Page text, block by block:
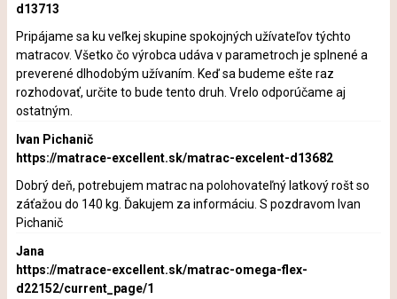
d13713
Pripájame sa ku veľkej skupine spokojných užívateľov týchto
matracov. Všetko čo výrobca udáva v parametroch je splnené a
preverené dlhodobým užívaním. Keď sa budeme ešte raz
rozhodovať, určite to bude tento druh. Vrelo odporúčame aj
ostatným.
Ivan Pichanič
https://matrace-excellent.sk/matrac-excelent-d13682
Dobrý deň, potrebujem matrac na polohovateľný latkový rošt so
záťažou do 140 kg. Ďakujem za informáciu. S pozdravom Ivan
Pichanič
Jana
https://matrace-excellent.sk/matrac-omega-flex-
d22152/current_page/1